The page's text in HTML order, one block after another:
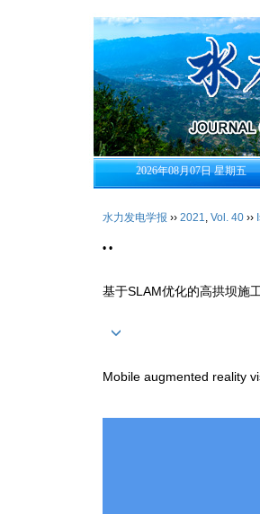
2026年08月07日 星期五
水力发电学报 ›› 2021, Vol. 40 ››
• •
基于SLAM优化的高拱坝施
Mobile augmented reality